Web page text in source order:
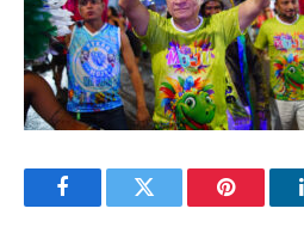
FacebookTwitter Pinterest